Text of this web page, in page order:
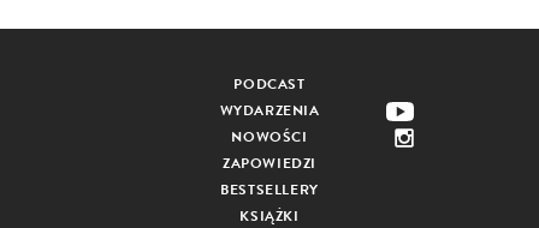
PODCAST
WYDARZENIA
NOWOŚCI
ZAPOWIEDZI
BESTSELLERY
KSIĄŻKI